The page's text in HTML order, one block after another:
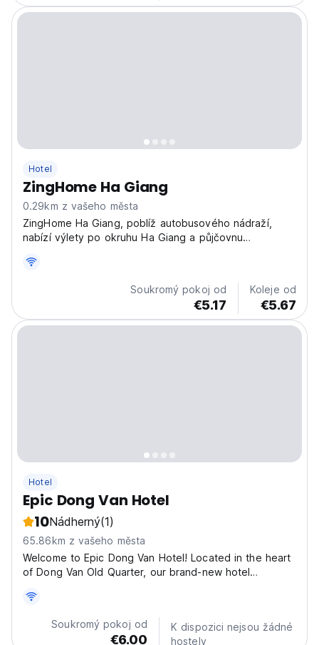
Hotel
ZingHome Ha Giang
0.29km z vašeho města
ZingHome Ha Giang, poblíž autobusového nádraží,
nabízí výlety po okruhu Ha Giang a půjčovnu
poprvé a pro sólo jezdce. (Auto-translated from
Soukromý pokoj od
€5.17
Koleje od
€5.67
Hotel
Epic Dong Van Hotel
10Nádherný(1)
65.86km z vašeho města
Welcome to Epic Dong Van Hotel! Located in the heart
of Dong Van Old Quarter, our brand-new hotel
elegantly furnished with natural wood furniture and
equipped with high-quality mattresses and pillows for...
Soukromý pokoj od
€6.00
K dispozici nejsou žádné
hostely